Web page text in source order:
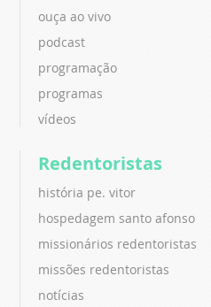
ouça ao vivo
podcast
programação
programas
vídeos
Redentoristas
história pe. vitor
hospedagem santo afonso
missionários redentoristas
missões redentoristas
notícias